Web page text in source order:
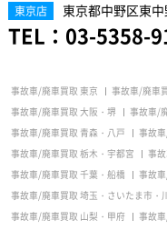
東京店 東京都中野区東
TEL： 03-5358-
事故車/廃車買取 東京
事故車/廃車
事故車/廃車買取 大阪・堺
事故車/
事故車/廃車買取 青森・八戸
事故
事故車/廃車買取 栃木・宇都宮
事
事故車/廃車買取 千葉・船橋
事故
事故車/廃車買取 埼玉・さいたま市・
事故車/廃車買取 山梨・甲府
事故